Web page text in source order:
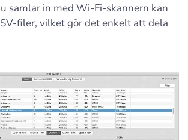
samlar in med Wi-Fi-skannern kan
filer, vilket gör det enkelt att dela